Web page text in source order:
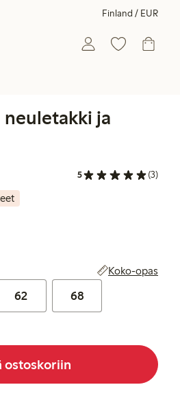
Finland / EUR
neuletakki ja
5 (3)
Koko-opas
62 68
ostoskoriin